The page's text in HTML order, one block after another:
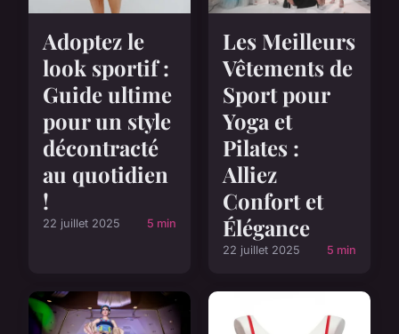
Adoptez le
look sportif :
Guide ultime
pour un style
décontracté
au quotidien
!
22 juillet 2025 5 min
Les Meilleurs
Vêtements de
Sport pour
Yoga et
Pilates :
Alliez
Confort et
Élégance
22 juillet 2025 5 min